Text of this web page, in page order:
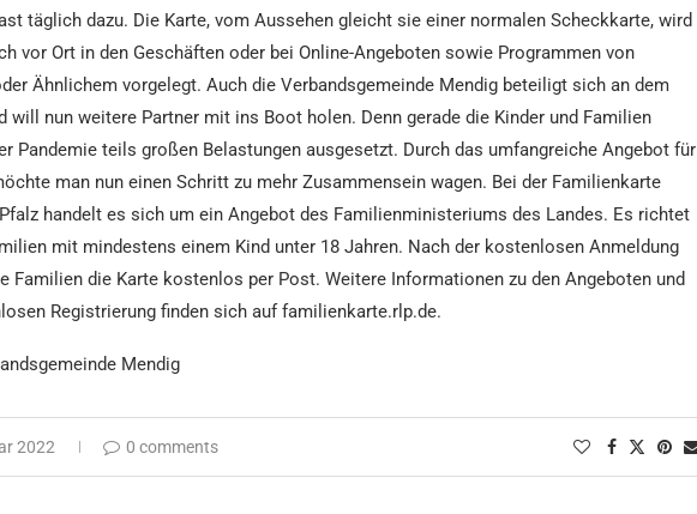
täglich dazu. Die Karte, vom Aussehen gleicht sie einer normalen Scheckkarte, wird
vor Ort in den Geschäften oder bei Online-Angeboten sowie Programmen von
Ähnlichem vorgelegt. Auch die Verbandsgemeinde Mendig beteiligt sich an dem
will nun weitere Partner mit ins Boot holen. Denn gerade die Kinder und Familien
Pandemie teils großen Belastungen ausgesetzt. Durch das umfangreiche Angebot für
man nun einen Schritt zu mehr Zusammensein wagen. Bei der Familienkarte
handelt es sich um ein Angebot des Familienministeriums des Landes. Es richtet
mit mindestens einem Kind unter 18 Jahren. Nach der kostenlosen Anmeldung
Familien die Karte kostenlos per Post. Weitere Informationen zu den Angeboten und
Registrierung finden sich auf familienkarte.rlp.de.
Mendig
2022 0 comments